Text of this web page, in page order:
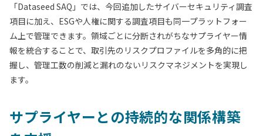
「Dataseed SAQ」では、今回追加したサイバーセキュリティ調査
項目に加え、ESGや人権に関する調査項目も同一プラットフォー
ム上で管理できます。領域ごとに分断されがちなサプライヤー情
報を統合することで、取引先のリスクプロファイルを多角的に把
握し、管理工数の削減と漏れのないリスクマネジメントを実現し
ます。
サプライヤーとの持続的な関係構築